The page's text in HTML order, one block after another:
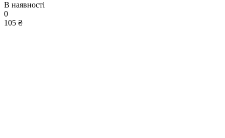
В наявності
0
105 ₴